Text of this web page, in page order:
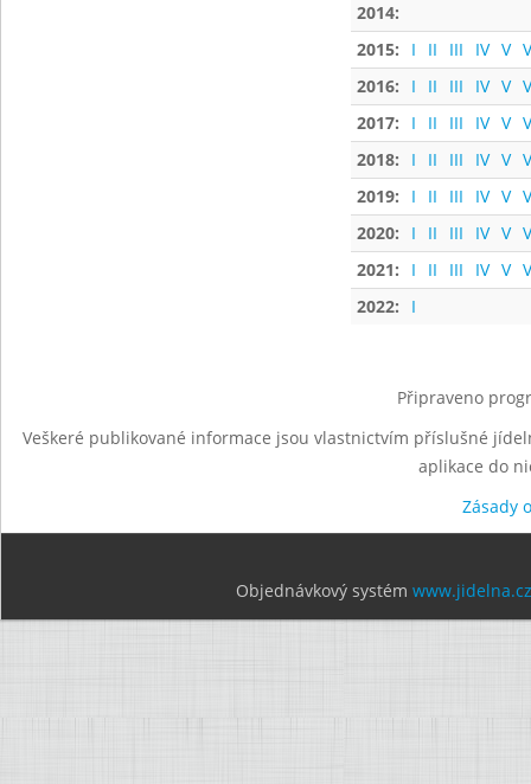
2014:
2015:
I II III IV V
2016:
I II III IV V
2017:
I II III IV V
2018:
I II III IV V
2019:
I II III IV V
2020:
I II III IV V
2021:
I II III IV V
2022:
I
Připraveno
Veškeré publikované informace jsou vlastnictvím příslušné
aplikace do
Zásady
Objednávkový systém www.jidelna.cz